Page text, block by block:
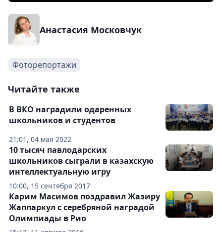
Анастасия Московчук
Фоторепортажи
Читайте также
21:01, 04 мая 2022
В ВКО наградили одаренных
школьников и студентов
10:00, 15 сентября 2017
10 тысяч павлодарских
школьников сыграли в казахскую
интеллектуальную игру
Карим Масимов поздравил Жазиру
Жаппаркул с серебряной наградой
Олимпиады в Рио